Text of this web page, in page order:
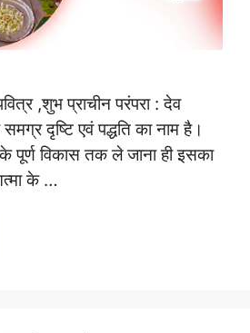
,शुभ प्राचीन परंपरा : देव
दृष्टि एवं पद्धति का नाम है।
पूर्ण विकास तक ले जाना ही इसका
के …